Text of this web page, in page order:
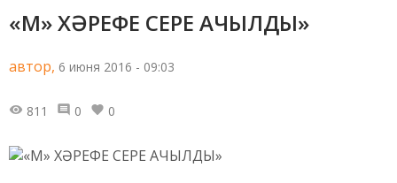
«М» ХӘРЕФЕ СЕРЕ АЧЫЛДЫ»
автор, 6 июня 2016 - 09:03
811 0 0